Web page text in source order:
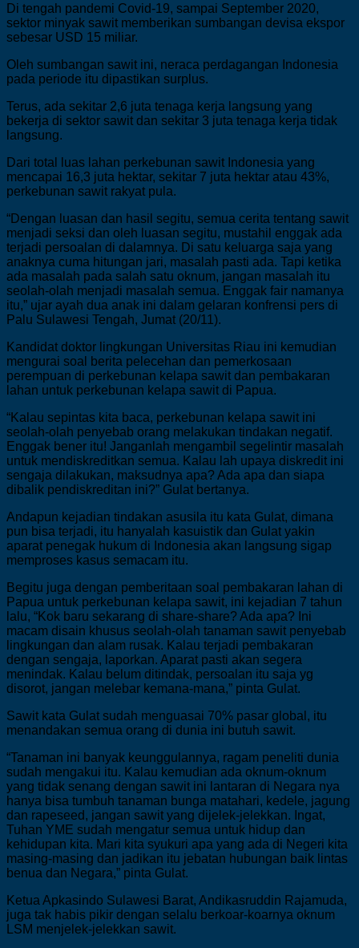
Di tengah pandemi Covid-19, sampai September 2020,
sektor minyak sawit memberikan sumbangan devisa ekspor
sebesar USD 15 miliar.
Oleh sumbangan sawit ini, neraca perdagangan Indonesia
pada periode itu dipastikan surplus.
Terus, ada sekitar 2,6 juta tenaga kerja langsung yang
bekerja di sektor sawit dan sekitar 3 juta tenaga kerja tidak
langsung.
Dari total luas lahan perkebunan sawit Indonesia yang
mencapai 16,3 juta hektar, sekitar 7 juta hektar atau 43%,
perkebunan sawit rakyat pula.
“Dengan luasan dan hasil segitu, semua cerita tentang sawit
menjadi seksi dan oleh luasan segitu, mustahil enggak ada
terjadi persoalan di dalamnya. Di satu keluarga saja yang
anaknya cuma hitungan jari, masalah pasti ada. Tapi ketika
ada masalah pada salah satu oknum, jangan masalah itu
seolah-olah menjadi masalah semua. Enggak fair namanya
itu,” ujar ayah dua anak ini dalam gelaran konfrensi pers di
Palu Sulawesi Tengah, Jumat (20/11).
Kandidat doktor lingkungan Universitas Riau ini kemudian
mengurai soal berita pelecehan dan pemerkosaan
perempuan di perkebunan kelapa sawit dan pembakaran
lahan untuk perkebunan kelapa sawit di Papua.
“Kalau sepintas kita baca, perkebunan kelapa sawit ini
seolah-olah penyebab orang melakukan tindakan negatif.
Enggak bener itu! Janganlah mengambil segelintir masalah
untuk mendiskreditkan semua. Kalau lah upaya diskredit ini
sengaja dilakukan, maksudnya apa? Ada apa dan siapa
dibalik pendiskreditan ini?” Gulat bertanya.
Andapun kejadian tindakan asusila itu kata Gulat, dimana
pun bisa terjadi, itu hanyalah kasuistik dan Gulat yakin
aparat penegak hukum di Indonesia akan langsung sigap
memproses kasus semacam itu.
Begitu juga dengan pemberitaan soal pembakaran lahan di
Papua untuk perkebunan kelapa sawit, ini kejadian 7 tahun
lalu, “Kok baru sekarang di share-share? Ada apa? Ini
macam disain khusus seolah-olah tanaman sawit penyebab
lingkungan dan alam rusak. Kalau terjadi pembakaran
dengan sengaja, laporkan. Aparat pasti akan segera
menindak. Kalau belum ditindak, persoalan itu saja yg
disorot, jangan melebar kemana-mana,” pinta Gulat.
Sawit kata Gulat sudah menguasai 70% pasar global, itu
menandakan semua orang di dunia ini butuh sawit.
“Tanaman ini banyak keunggulannya, ragam peneliti dunia
sudah mengakui itu. Kalau kemudian ada oknum-oknum
yang tidak senang dengan sawit ini lantaran di Negara nya
hanya bisa tumbuh tanaman bunga matahari, kedele, jagung
dan rapeseed, jangan sawit yang dijelek-jelekkan. Ingat,
Tuhan YME sudah mengatur semua untuk hidup dan
kehidupan kita. Mari kita syukuri apa yang ada di Negeri kita
masing-masing dan jadikan itu jebatan hubungan baik lintas
benua dan Negara,” pinta Gulat.
Ketua Apkasindo Sulawesi Barat, Andikasruddin Rajamuda,
juga tak habis pikir dengan selalu berkoar-koarnya oknum
LSM menjelek-jelekkan sawit.